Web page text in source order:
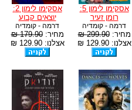
אסקימו לימון 5:
רומן זעיר
דרמה - קומדיה
מחיר:299.90 ₪
אצלנו: 129.90 ₪
אסקימו לימון 2:
יוצאים קבוע
דרמה - קומדיה
מחיר:179.90 ₪
אצלנו: 129.90 ₪